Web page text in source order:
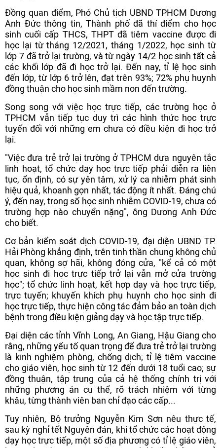
Đồng quan điểm, Phó Chủ tịch UBND TPHCM Dương
Anh Đức thông tin, Thành phố đã thí điểm cho học
sinh cuối cấp THCS, THPT đã tiêm vaccine được đi
học lại từ tháng 12/2021, tháng 1/2022, học sinh từ
lớp 7 đã trở lại trường, và từ ngày 14/2 học sinh tất cả
các khối lớp đã đi học trở lại. Đến nay, tỉ lệ học sinh
đến lớp, từ lớp 6 trở lên, đạt trên 93%; 72% phụ huynh
đồng thuận cho học sinh mầm non đến trường.
Song song với việc học trực tiếp, các trường học ở
TPHCM vẫn tiếp tục duy trì các hình thức học trực
tuyến đối với những em chưa có điều kiện đi học trở
lại.
"Việc đưa trẻ trở lại trường ở TPHCM dựa nguyên tắc
linh hoạt, tổ chức dạy học trực tiếp phải diễn ra liên
tục, ổn định, có sự yên tâm, xử lý ca nhiễm phát sinh
hiệu quả, khoanh gọn nhất, tác động ít nhất. Đáng chú
ý, đến nay, trong số học sinh nhiễm COVID-19, chưa có
trường hợp nào chuyển nặng", ông Dương Anh Đức
cho biết.
Cơ bản kiểm soát dịch COVID-19, đại diện UBND TP.
Hải Phòng khẳng định, trên tinh thần chung không chủ
quan, không sợ hãi, không đóng cửa, "kể cả có một
học sinh đi học trực tiếp trở lại vẫn mở cửa trường
học"; tổ chức linh hoạt, kết hợp dạy và học trực tiếp,
trực tuyến; khuyến khích phụ huynh cho học sinh đi
học trực tiếp, thực hiện công tác đảm bảo an toàn dịch
bệnh trong điều kiện giảng dạy và học tập trực tiếp.
Đại diện các tỉnh Vĩnh Long, An Giang, Hậu Giang cho
rằng, những yếu tố quan trọng để đưa trẻ trở lại trường
là kinh nghiệm phòng, chống dịch; tỉ lệ tiêm vaccine
cho giáo viên, học sinh từ 12 đến dưới 18 tuổi cao; sự
đồng thuận, tập trung của cả hệ thống chính trị với
những phương án cụ thể, rõ trách nhiệm với từng
khâu, từng thành viên ban chỉ đạo các cấp...
Tuy nhiên, Bộ trưởng Nguyễn Kim Sơn nêu thực tế,
sau kỳ nghỉ tết Nguyên đán, khi tổ chức các hoạt động
dạy học trực tiếp, một số địa phương có tỉ lệ giáo viên,